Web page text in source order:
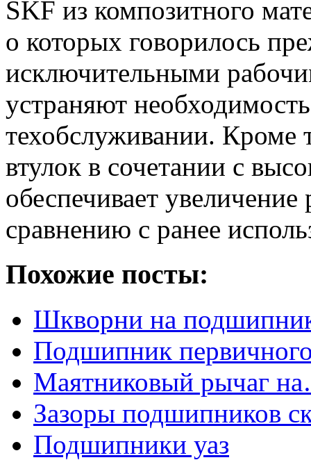
SKF из композитного
о которых говорилось
исключительными
устраняют
техобслуживании. Кроме
втулок в сочетании с
обеспечивает увеличение
сравнению с ранее
Похожие посты:
Шкворни на
Подшипник
Маятниковый рычаг
Зазоры подшипников
Подшипники уаз